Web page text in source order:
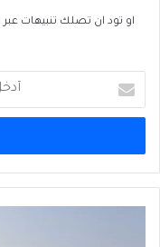
او تود ان تصلك تنبيهات عبر
بريدك
الإلكتروني